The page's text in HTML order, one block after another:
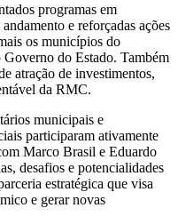
programas em
e reforçadas ações
os municípios do
do Estado. Também
atração de investimentos,
da RMC.
municipais e
participaram ativamente
Marco Brasil e Eduardo
desafios e potencialidades
estratégica que visa
e gerar novas